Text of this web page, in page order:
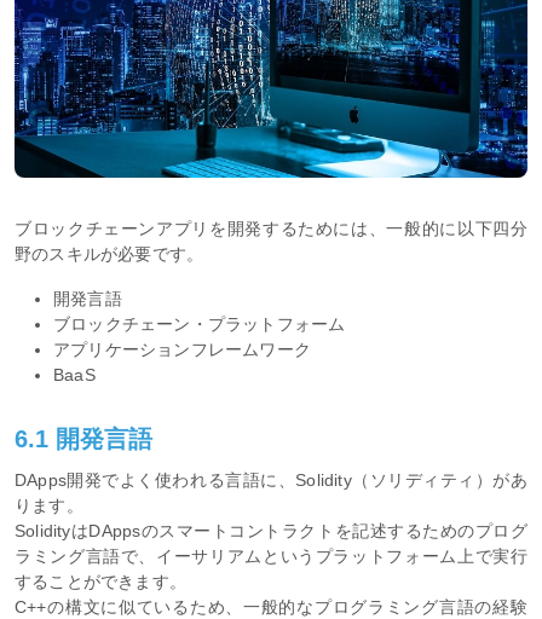
ブロックチェーンアプリを開発するためには、一般的に以下四分
野のスキルが必要です。
開発言語
ブロックチェーン・プラットフォーム
アプリケーションフレームワーク
BaaS
6.1 開発言語
DApps開発でよく使われる言語に、Solidity（ソリディティ）があ
ります。
SolidityはDAppsのスマートコントラクトを記述するためのプログ
ラミング言語で、イーサリアムというプラットフォーム上で実行
することができます。
C++の構文に似ているため、一般的なプログラミング言語の経験